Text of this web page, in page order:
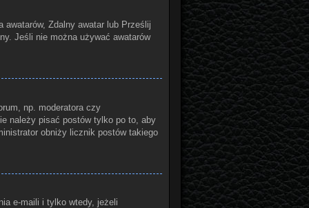
awatarów, Zdalny awatar lub Prześlij
Jeśli nie można używać awatarów
np. moderatora czy
należy pisać postów tylko po to, aby
obniży licznik postów takiego
e-maili i tylko wtedy, jeżeli